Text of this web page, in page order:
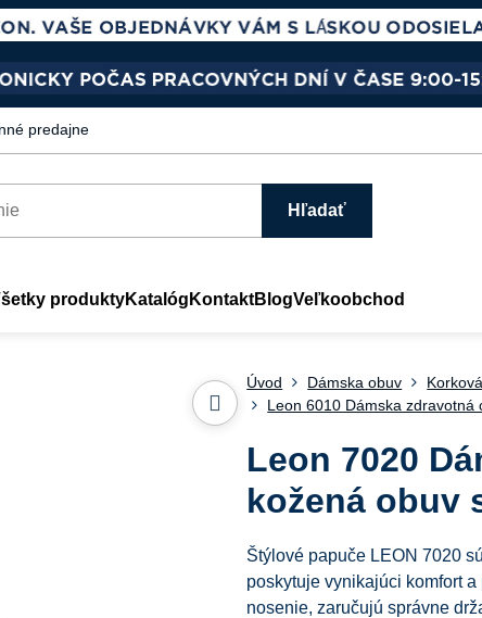
predajne
Hľadať
produktyKatalóg KontaktBlogVeľkoobchod
Úvod Dámska obuv
Leon 6010 Dámska zdravotná
Leon 7020
kožená obuv
Štýlové papuče LEON 7020
poskytuje vynikajúci komfort
nosenie, zaručujú správne